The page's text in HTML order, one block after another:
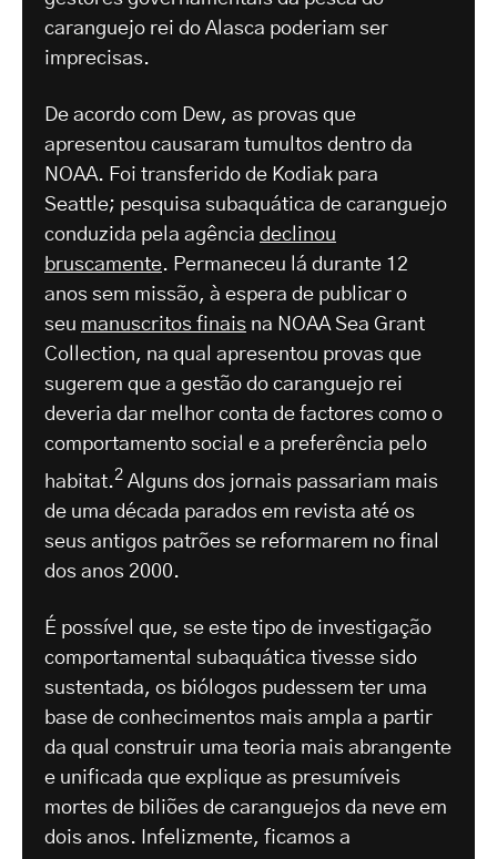
caranguejo rei do Alasca poderiam ser
imprecisas.
De acordo com Dew, as provas que
apresentou causaram tumultos dentro da
NOAA. Foi transferido de Kodiak para
Seattle; pesquisa subaquática de caranguejo
conduzida pela agência declinou
bruscamente. Permaneceu lá durante 12
anos sem missão, à espera de publicar o
seu manuscritos finais na NOAA Sea Grant
Collection, na qual apresentou provas que
sugerem que a gestão do caranguejo rei
deveria dar melhor conta de factores como o
comportamento social e a preferência pelo
habitat.2 Alguns dos jornais passariam mais
de uma década parados em revista até os
seus antigos patrões se reformarem no final
dos anos 2000.
É possível que, se este tipo de investigação
comportamental subaquática tivesse sido
sustentada, os biólogos pudessem ter uma
base de conhecimentos mais ampla a partir
da qual construir uma teoria mais abrangente
e unificada que explique as presumíveis
mortes de biliões de caranguejos da neve em
dois anos. Infelizmente, ficamos a